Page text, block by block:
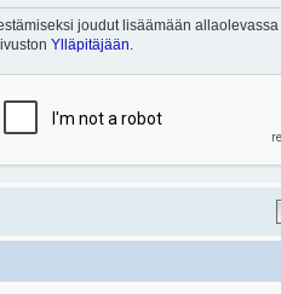
joudut lisäämään
Ylläpitäjään